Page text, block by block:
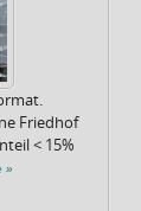
Friedhof
< 15%
»